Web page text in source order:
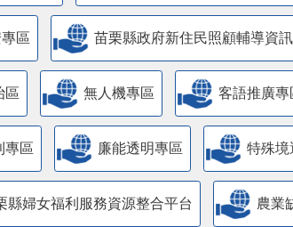
區 苗栗縣政府新住民照顧輔導資
區 無人機專區 客語推廣專
專區 廉能透明專區 特殊境
縣婦女福利服務資源整合平台 農業